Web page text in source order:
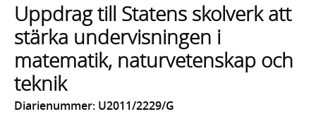
lista
med
sökförslag
Uppdrag till Statens skolverk att
stärka undervisningen i
matematik, naturvetenskap och
teknik
Diarienummer: U2011/2229/G